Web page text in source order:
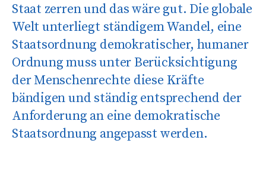
Staat zerren und das wäre gut. Die globale
Welt unterliegt ständigem Wandel, eine
Staatsordnung demokratischer, humaner
Ordnung muss unter Berücksichtigung
der Menschenrechte diese Kräfte
bändigen und ständig entsprechend der
Anforderung an eine demokratische
Staatsordnung angepasst werden.